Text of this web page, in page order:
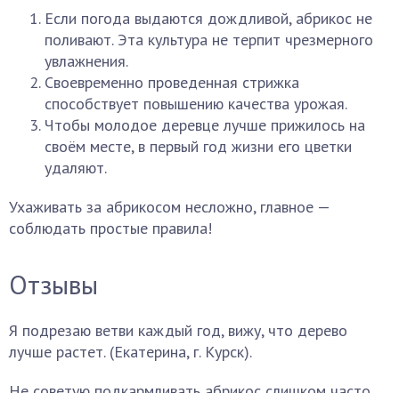
Если погода выдаются дождливой, абрикос не
поливают. Эта культура не терпит чрезмерного
увлажнения.
Своевременно проведенная стрижка
способствует повышению качества урожая.
Чтобы молодое деревце лучше прижилось на
своём месте, в первый год жизни его цветки
удаляют.
Ухаживать за абрикосом несложно, главное —
соблюдать простые правила!
Отзывы
Я подрезаю ветви каждый год, вижу, что дерево
лучше растет. (Екатерина, г. Курск).